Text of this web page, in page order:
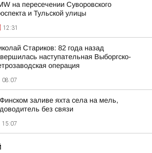
на пересечении Суворовского
и Тульской улицы
12:31
Стариков: 82 года назад
наступательная Выборгско-
операция
08:07
заливе яхта села на мель,
без связи
15:07